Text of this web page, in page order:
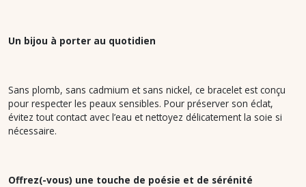
Un bijou à porter au quotidien
Sans plomb, sans cadmium et sans nickel, ce bracelet est conçu
pour respecter les peaux sensibles. Pour préserver son éclat,
évitez tout contact avec l’eau et nettoyez délicatement la soie si
nécessaire.
Offrez(-vous) une touche de poésie et de sérénité